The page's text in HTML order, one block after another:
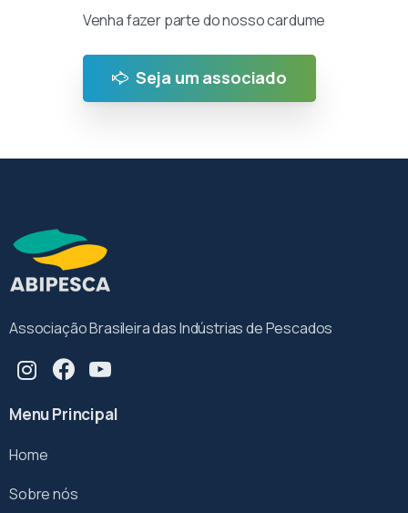
Venha fazer parte do nosso cardume
Seja um associado
Associação Brasileira das Indústrias de Pescados
Menu Principal
Home
Sobre nós